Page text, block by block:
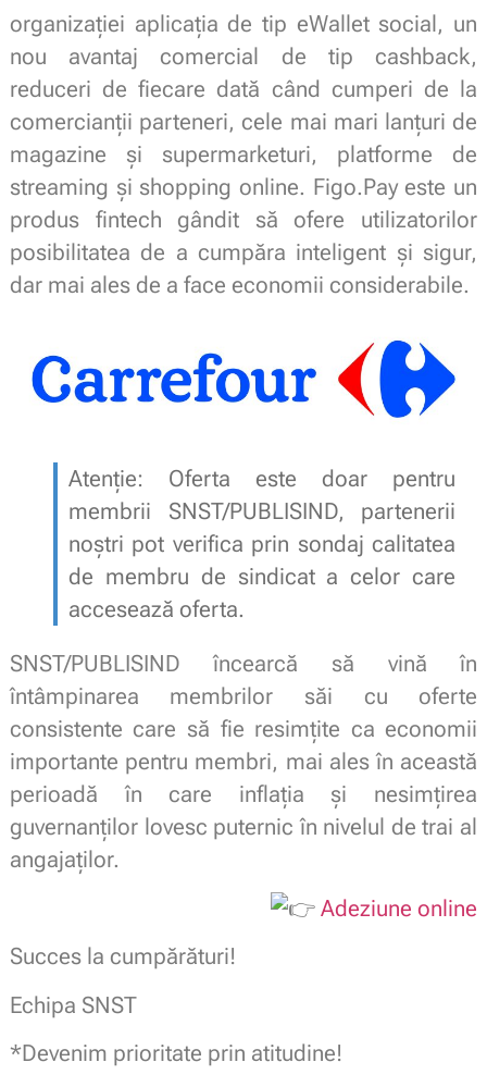
organizației aplicația de tip eWallet social, un
nou avantaj comercial de tip cashback,
reduceri de fiecare dată când cumperi de la
comercianții parteneri, cele mai mari lanțuri de
magazine și supermarketuri, platforme de
streaming și shopping online. Figo.Pay este un
produs fintech gândit să ofere utilizatorilor
posibilitatea de a cumpăra inteligent și sigur,
dar mai ales de a face economii considerabile.
Atenție: Oferta este doar pentru
membrii SNST/PUBLISIND, partenerii
noștri pot verifica prin sondaj calitatea
de membru de sindicat a celor care
accesează oferta.
SNST/PUBLISIND încearcă să vină în
întâmpinarea membrilor săi cu oferte
consistente care să fie resimțite ca economii
importante pentru membri, mai ales în această
perioadă în care inflația și nesimțirea
guvernanților lovesc puternic în nivelul de trai al
angajaților.
Adeziune online
Succes la cumpărături!
Echipa SNST
*Devenim prioritate prin atitudine!